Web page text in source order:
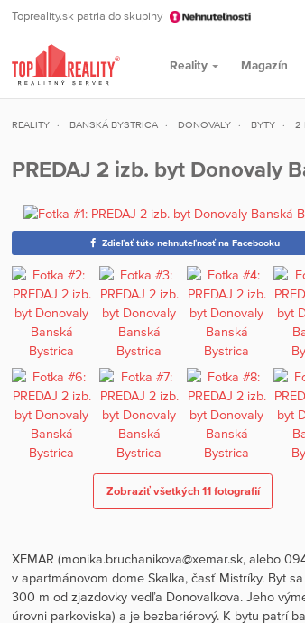
Topreality.sk patria do skupiny
Reality Magazín
REALITY BANSKÁ BYSTRICA DONOVALY BYTY 2
PREDAJ 2 izb. byt Donovaly
Zdieľať túto nehnuteľnosť na Facebooku
Zobraziť všetkých 11 fotografií
XEMAR (monika.bruchanikova@xemar.sk, alebo
v apartmánovom dome Skalka, časť Mistríky. Byt
300 m od zjazdovky vedľa Donovalkova. Jeho
úrovni parkoviska) a je bezbariérový. K bytu patrí